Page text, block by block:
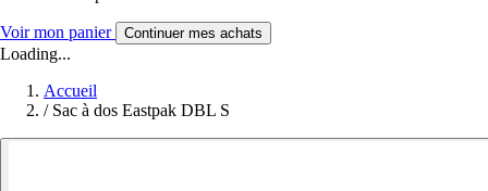
Voir mon panier Continuer mes achats
Loading...
Accueil
/ Sac à dos Eastpak DBL S